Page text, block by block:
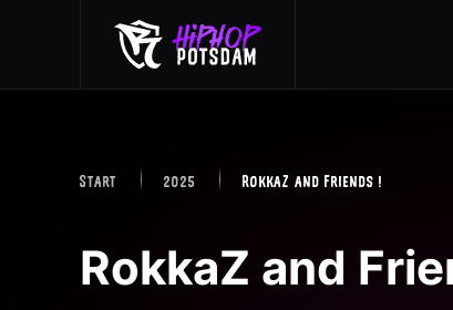
Skip to main content
Start 2025 RokkaZ and Friends !
RokkaZ and